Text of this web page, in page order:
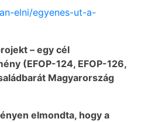
elni/egyenes-ut-a-
– egy cél
(EFOP-124, EFOP-126,
Magyarország
elmondta, hogy a